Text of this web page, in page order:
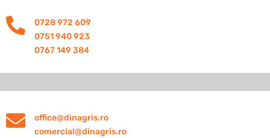

0728 972 609
0751 940 923
0767 149 384

office@dinagris.ro
comercial@dinagris.ro